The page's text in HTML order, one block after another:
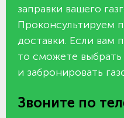
заправки вашего
Проконсультируем
доставки. Если вам
то сможете
и забронировать
Звоните по